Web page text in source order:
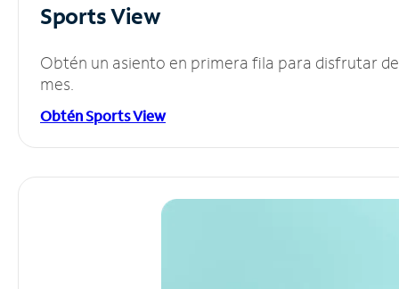
Sports View
Obtén un asiento en primera fila para disfrutar
mes.
Obtén Sports View